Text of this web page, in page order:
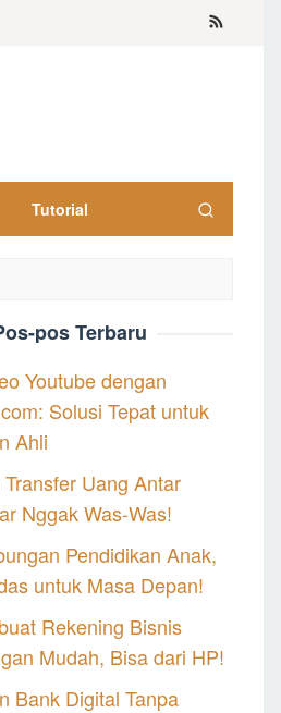
Tutorial
pos Terbaru
Youtube dengan
Solusi Tepat untuk
Ahli
Uang Antar
Nggak Was-Was!
Pendidikan Anak,
untuk Masa Depan!
Rekening Bisnis
Mudah, Bisa dari HP!
Bank Digital Tanpa